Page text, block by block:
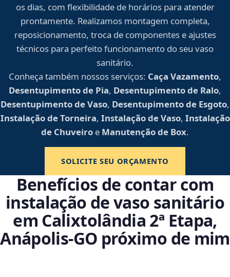
os dias, com flexibilidade de horários para atender
prontamente. Realizamos montagem completa,
reposicionamento, troca de componentes e ajustes
técnicos para perfeito funcionamento do seu vaso
sanitário.
Conheça também nossos serviços: Caça Vazamento,
Desentupimento de Pia, Desentupimento de Ralo,
Desentupimento de Vaso, Desentupimento de Esgoto,
Instalação de Torneira, Instalação de Vaso, Instalação
de Chuveiro e Manutenção de Box.
SOLICITE SEU ORÇAMENTO
Benefícios de contar com
instalação de vaso sanitário
em Calixtolândia 2ª Etapa,
Anápolis‑GO próximo de mim